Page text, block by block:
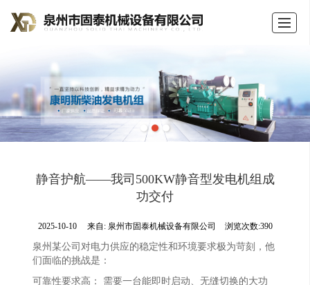
静音护航——我司500KW静音型发电机组成
功交付
2025-10-10 来自: 泉州市固泰机械设备有限公司 浏览次数:390
泉州某公司对电力供应的稳定性和环境要求极为苛刻，他
们面临的挑战是：
可靠性要求高： 需要一台能即时启动、无缝切换的大功